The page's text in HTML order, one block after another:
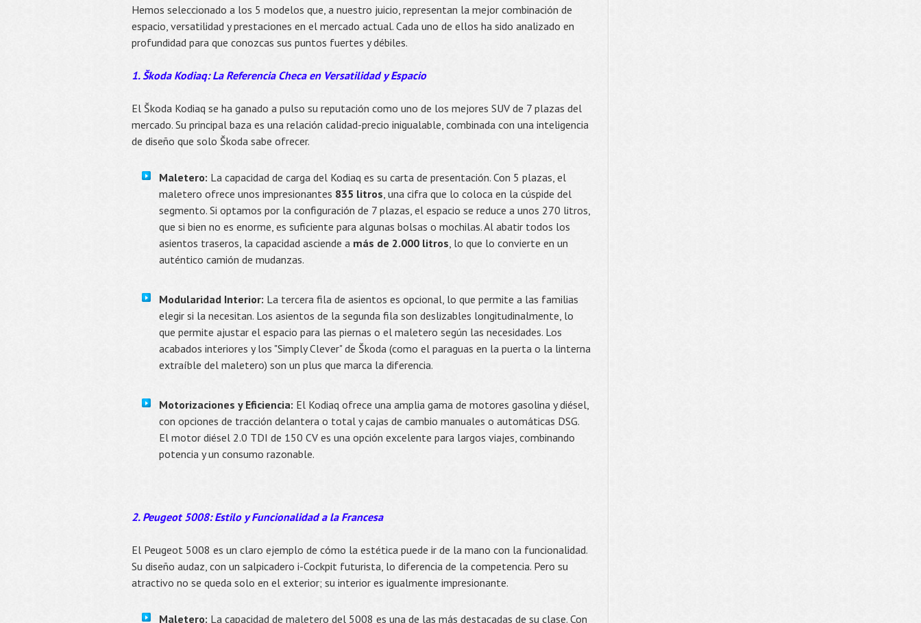
Hemos seleccionado a los 5 modelos que, a nuestro juicio, representan la mejor combinación de
espacio, versatilidad y prestaciones en el mercado actual. Cada uno de ellos ha sido analizado en
profundidad para que conozcas sus puntos fuertes y débiles.
1. Škoda Kodiaq: La Referencia Checa en Versatilidad y Espacio
El Škoda Kodiaq se ha ganado a pulso su reputación como uno de los mejores SUV de 7 plazas del
mercado. Su principal baza es una relación calidad-precio inigualable, combinada con una inteligencia
de diseño que solo Škoda sabe ofrecer.
Maletero: La capacidad de carga del Kodiaq es su carta de presentación. Con 5 plazas, el
maletero ofrece unos impresionantes 835 litros, una cifra que lo coloca en la cúspide del
segmento. Si optamos por la configuración de 7 plazas, el espacio se reduce a unos 270 litros,
que si bien no es enorme, es suficiente para algunas bolsas o mochilas. Al abatir todos los
asientos traseros, la capacidad asciende a más de 2.000 litros, lo que lo convierte en un
auténtico camión de mudanzas.
Modularidad Interior: La tercera fila de asientos es opcional, lo que permite a las familias
elegir si la necesitan. Los asientos de la segunda fila son deslizables longitudinalmente, lo
que permite ajustar el espacio para las piernas o el maletero según las necesidades. Los
acabados interiores y los "Simply Clever" de Škoda (como el paraguas en la puerta o la linterna
extraíble del maletero) son un plus que marca la diferencia.
Motorizaciones y Eficiencia: El Kodiaq ofrece una amplia gama de motores gasolina y diésel,
con opciones de tracción delantera o total y cajas de cambio manuales o automáticas DSG.
El motor diésel 2.0 TDI de 150 CV es una opción excelente para largos viajes, combinando
potencia y un consumo razonable.
2. Peugeot 5008: Estilo y Funcionalidad a la Francesa
El Peugeot 5008 es un claro ejemplo de cómo la estética puede ir de la mano con la funcionalidad.
Su diseño audaz, con un salpicadero i-Cockpit futurista, lo diferencia de la competencia. Pero su
atractivo no se queda solo en el exterior; su interior es igualmente impresionante.
Maletero: La capacidad de maletero del 5008 es una de las más destacadas de su clase. Con